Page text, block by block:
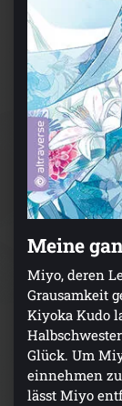
Meine
Miyo, deren
Grausamkeit
Kiyoka Kudo
Glück. Um
einnehmen
lässt Miyo